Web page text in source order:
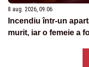
8 aug. 2026, 09:06
Incendiu într-un
murit, iar o femeie a